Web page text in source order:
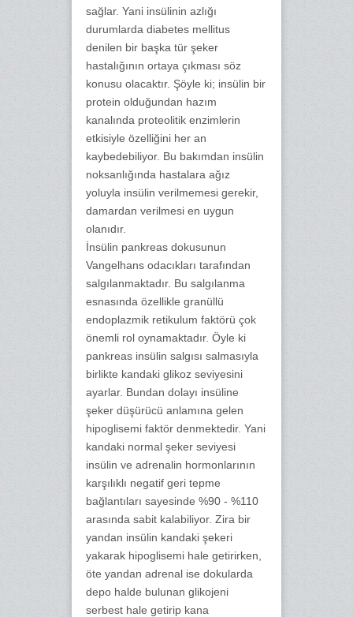
sağlar. Yani insülinin azlığı
durumlarda diabetes mellitus
denilen bir başka tür şeker
hastalığının ortaya çıkması söz
konusu olacaktır. Şöyle ki; insülin bir
protein olduğundan hazım
kanalında proteolitik enzimlerin
etkisiyle özelliğini her an
kaybedebiliyor. Bu bakımdan insülin
noksanlığında hastalara ağız
yoluyla insülin verilmemesi gerekir,
damardan verilmesi en uygun
olanıdır.
İnsülin pankreas dokusunun
Vangelhans odacıkları tarafından
salgılanmaktadır. Bu salgılanma
esnasında özellikle granüllü
endoplazmik retikulum faktörü çok
önemli rol oynamaktadır. Öyle ki
pankreas insülin salgısı salmasıyla
birlikte kandaki glikoz seviyesini
ayarlar. Bundan dolayı insüline
şeker düşürücü anlamına gelen
hipoglisemi faktör denmektedir. Yani
kandaki normal şeker seviyesi
insülin ve adrenalin hormonlarının
karşılıklı negatif geri tepme
bağlantıları sayesinde %90 - %110
arasında sabit kalabiliyor. Zira bir
yandan insülin kandaki şekeri
yakarak hipoglisemi hale getirirken,
öte yandan adrenal ise dokularda
depo halde bulunan glikojeni
serbest hale getirip kana